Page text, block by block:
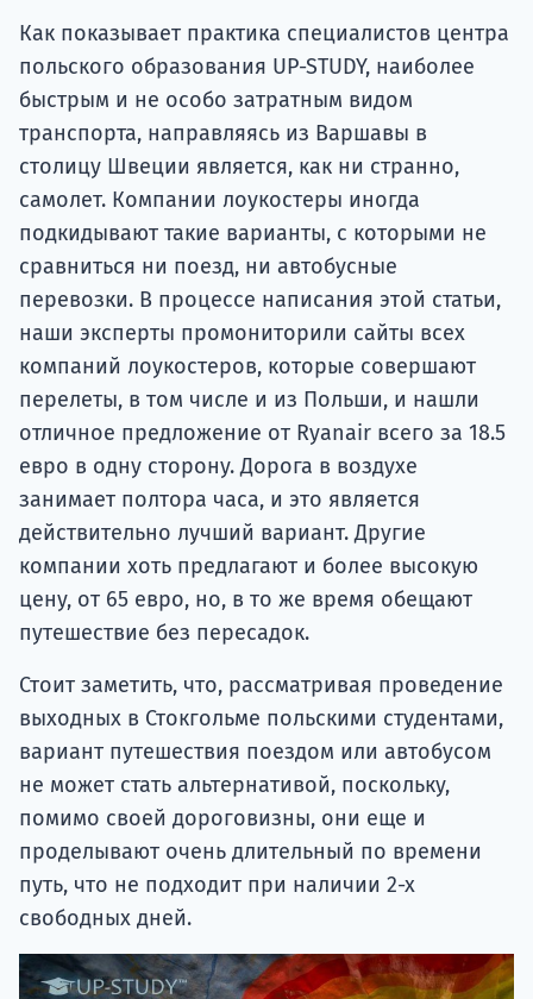
Как показывает практика специалистов центра
польского образования UP-STUDY, наиболее
быстрым и не особо затратным видом
транспорта, направляясь из Варшавы в
столицу Швеции является, как ни странно,
самолет. Компании лоукостеры иногда
подкидывают такие варианты, с которыми не
сравниться ни поезд, ни автобусные
перевозки. В процессе написания этой статьи,
наши эксперты промониторили сайты всех
компаний лоукостеров, которые совершают
перелеты, в том числе и из Польши, и нашли
отличное предложение от Ryanair всего за 18.5
евро в одну сторону. Дорога в воздухе
занимает полтора часа, и это является
действительно лучший вариант. Другие
компании хоть предлагают и более высокую
цену, от 65 евро, но, в то же время обещают
путешествие без пересадок.
Стоит заметить, что, рассматривая проведение
выходных в Стокгольме польскими студентами,
вариант путешествия поездом или автобусом
не может стать альтернативой, поскольку,
помимо своей дороговизны, они еще и
проделывают очень длительный по времени
путь, что не подходит при наличии 2-х
свободных дней.